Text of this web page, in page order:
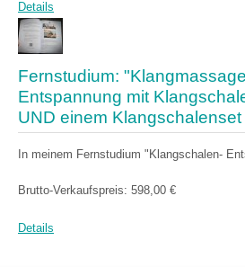
Details
Fernstudium:
Entspannung mit
UND einem Klangschalenset
In meinem Fernstudium "Klangschalen-
Brutto-Verkaufspreis: 598,00 €
Details